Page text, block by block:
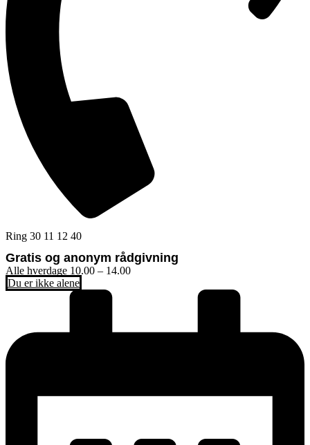
Ring 30 11 12 40
Gratis og anonym rådgivning
Alle hverdage 10.00 – 14.00
Du er ikke alene